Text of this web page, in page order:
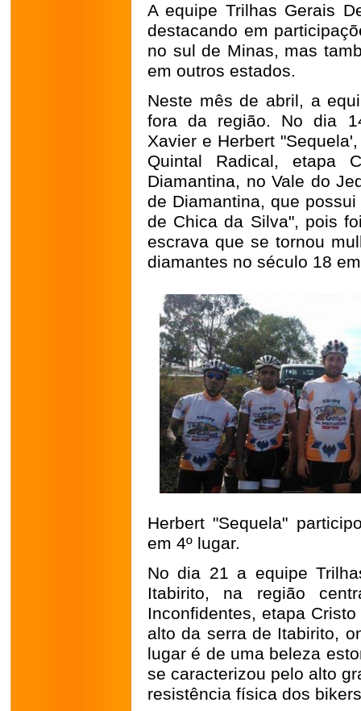
A equipe Trilhas Gerais
destacando em
no sul de Minas, mas
em outros estados.
Neste mês de abril, a
fora da região. No dia
Xavier e Herbert
Quintal Radical, etapa
Diamantina, no Vale do
de Diamantina, que
de Chica da Silva", pois
escrava que se tornou
diamantes no século 18
Herbert "Sequela"
em 4º lugar.
No dia 21 a equipe
Itabirito, na região
Inconfidentes, etapa
alto da serra de Itabirito,
lugar é de uma beleza
se caracterizou pelo alto
resistência física dos